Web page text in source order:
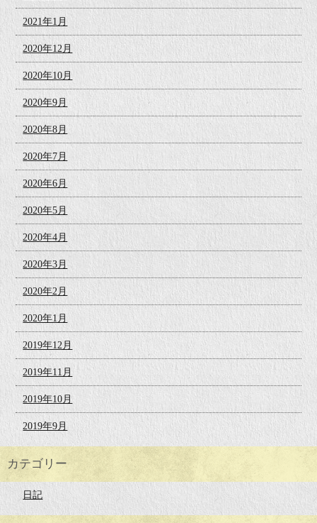
2021年1月
2020年12月
2020年10月
2020年9月
2020年8月
2020年7月
2020年6月
2020年5月
2020年4月
2020年3月
2020年2月
2020年1月
2019年12月
2019年11月
2019年10月
2019年9月
カテゴリー
日記